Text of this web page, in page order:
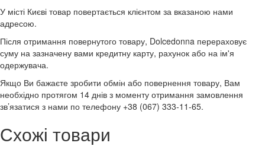
У місті Києві товар повертається клієнтом за вказаною нами
адресою.
Після отримання повернутого товару, Dolcedonna перераховує
суму на зазначену вами кредитну карту, рахунок або на ім'я
одержувача.
Якщо Ви бажаєте зробити обмін або повернення товару, Вам
необхідно протягом 14 днів з моменту отримання замовлення
зв’язатися з нами по телефону +38 (067) 333-11-65.
Схожі товари